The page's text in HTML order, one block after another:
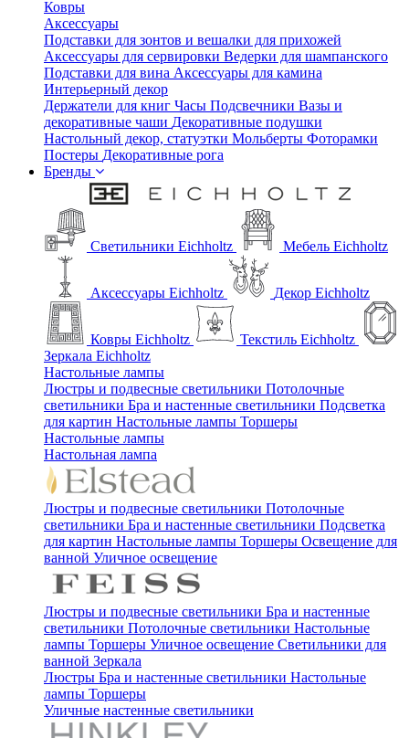
Ковры
Аксессуары
Подставки для зонтов и вешалки для прихожей
Аксессуары для сервировки Ведерки для шампанского
Подставки для вина Аксессуары для камина
Интерьерный декор
Держатели для книг Часы Подсвечники Вазы и
декоративные чаши Декоративные подушки
Настольный декор, статуэтки Мольберты Фоторамки
Постеры Декоративные рога
Бренды
Светильники Eichholtz Мебель Eichholtz
Аксессуары Eichholtz Декор Eichholtz
Ковры Eichholtz
Текстиль Eichholtz
Зеркала Eichholtz
Настольные лампы
Люстры и подвесные светильники Потолочные
светильники Бра и настенные светильники Подсветка
для картин Настольные лампы Торшеры
Настольные лампы
Настольная лампа
Люстры и подвесные светильники Потолочные
светильники Бра и настенные светильники Подсветка
для картин Настольные лампы Торшеры Освещение для
ванной Уличное освещение
Люстры и подвесные светильники Бра и настенные
светильники Потолочные светильники Настольные
лампы Торшеры Уличное освещение Светильники для
ванной Зеркала
Люстры Бра и настенные светильники Настольные
лампы Торшеры
Уличные настенные светильники